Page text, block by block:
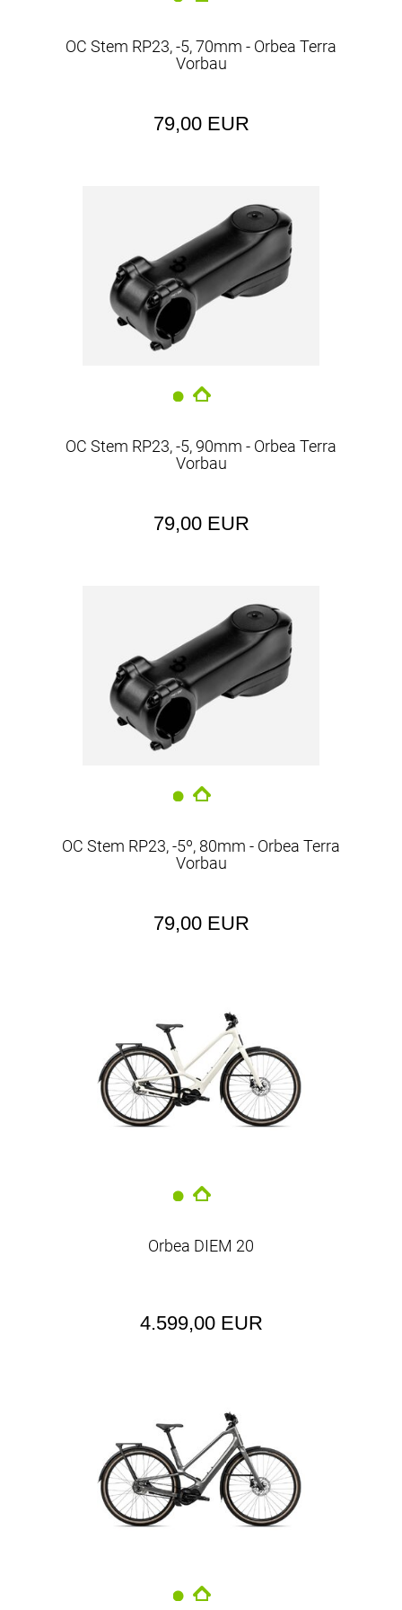
OC Stem RP23, -5, 70mm - Orbea Terra
Vorbau
79,00 EUR
OC Stem RP23, -5, 90mm - Orbea Terra
Vorbau
79,00 EUR
OC Stem RP23, -5º, 80mm - Orbea Terra
Vorbau
79,00 EUR
Orbea DIEM 20
4.599,00 EUR